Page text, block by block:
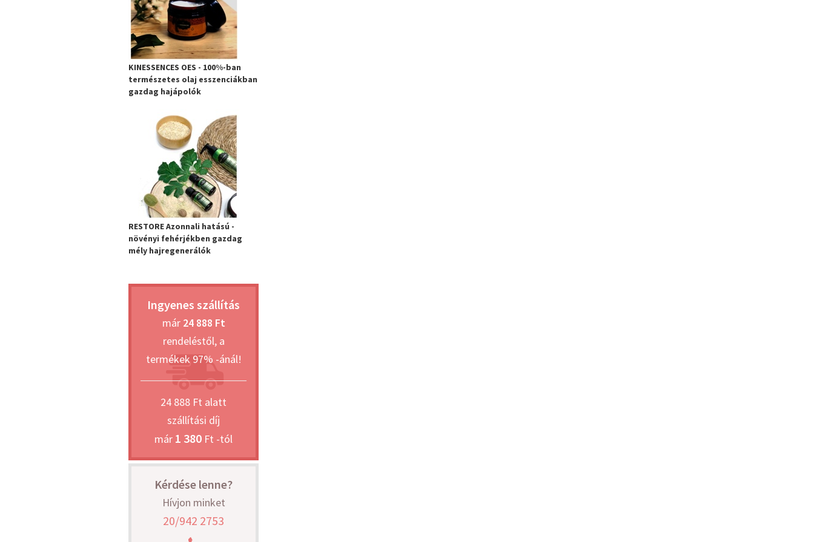
KINESSENCES OES - 100%-ban
természetes olaj esszenciákban
gazdag hajápolók
RESTORE Azonnali hatású -
növényi fehérjékben gazdag
mély hajregenerálók
Ingyenes szállítás
már 24 888 Ft
rendeléstől, a
termékek 97% -ánál!
24 888 Ft alatt
szállítási díj
már 1 380 Ft -tól
Kérdése lenne?
Hívjon minket
20/942 2753